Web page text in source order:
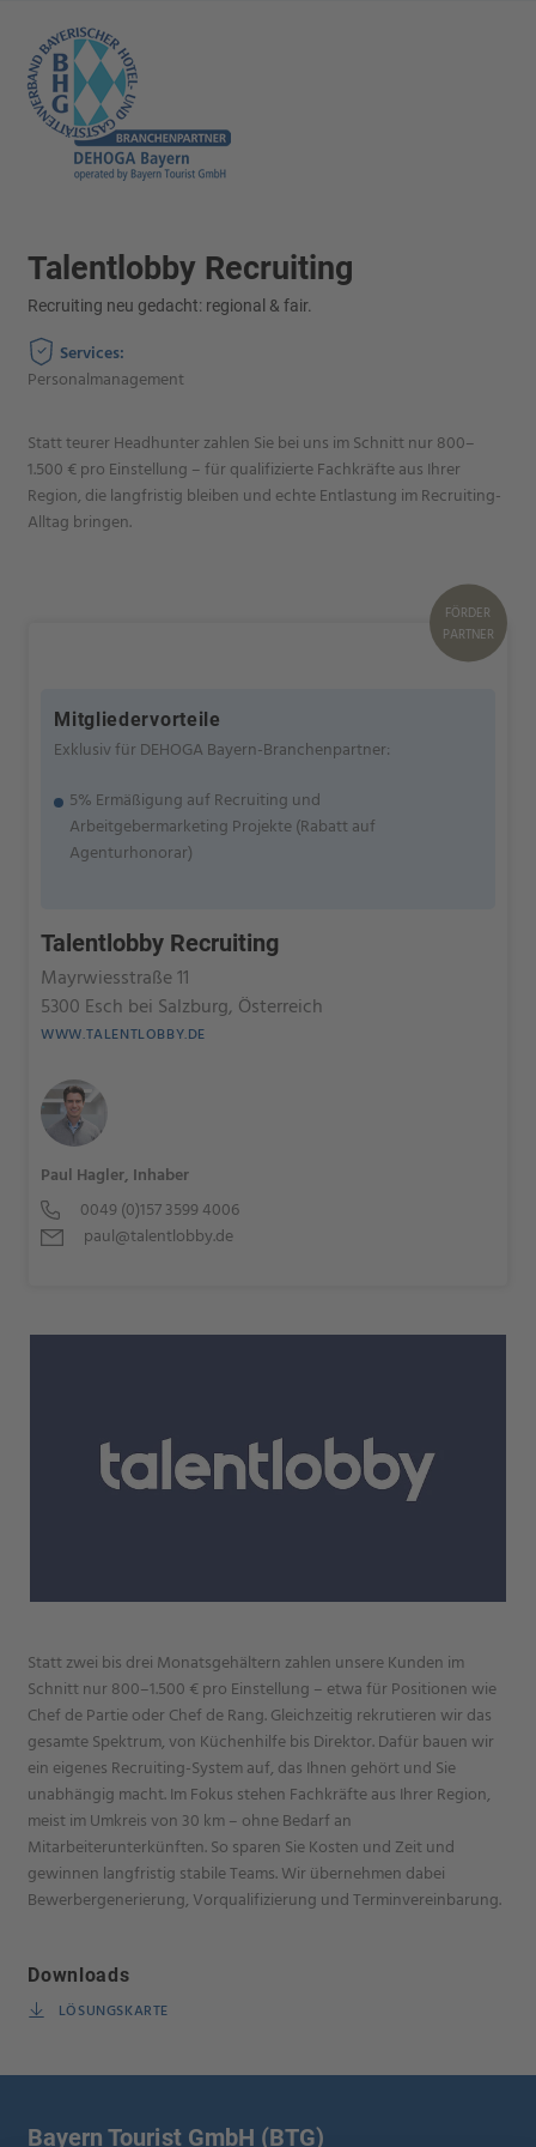
FÖRDER
PARTNER
Mitgliedervorteile
Exklusiv für DEHOGA Bayern-Branchenpartner:
5% Ermäßigung auf Recruiting und
Arbeitgebermarketing Projekte (Rabatt auf
Agenturhonorar)
Talentlobby Recruiting
Mayrwiesstraße 11
5300 Esch bei Salzburg, Österreich
WWW.TALENTLOBBY.DE
Paul Hagler, Inhaber
0049 (0)157 3599 4006
paul@talentlobby.de
Talentlobby Recruiting
Recruiting neu gedacht: regional & fair.
Services:
Personalmanagement
Statt teurer Headhunter zahlen Sie bei uns im Schnitt nur 800–
1.500 € pro Einstellung – für qualifizierte Fachkräfte aus Ihrer
Region, die langfristig bleiben und echte Entlastung im Recruiting-
Alltag bringen.
Statt zwei bis drei Monatsgehältern zahlen unsere Kunden im
Schnitt nur 800–1.500 € pro Einstellung – etwa für Positionen wie
Chef de Partie oder Chef de Rang. Gleichzeitig rekrutieren wir das
gesamte Spektrum, von Küchenhilfe bis Direktor. Dafür bauen wir
ein eigenes Recruiting-System auf, das Ihnen gehört und Sie
unabhängig macht. Im Fokus stehen Fachkräfte aus Ihrer Region,
meist im Umkreis von 30 km – ohne Bedarf an
Mitarbeiterunterkünften. So sparen Sie Kosten und Zeit und
gewinnen langfristig stabile Teams. Wir übernehmen dabei
Bewerbergenerierung, Vorqualifizierung und Terminvereinbarung.
Downloads
LÖSUNGSKARTE
Bayern Tourist GmbH (BTG)